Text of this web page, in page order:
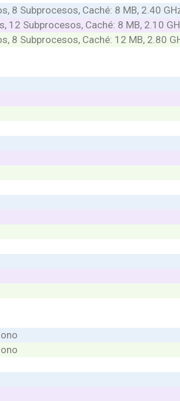
8 Subprocesos, Caché: 8 MB, 2.40
12 Subprocesos, Caché: 8 MB, 2.10
8 Subprocesos, Caché: 12 MB, 2.80